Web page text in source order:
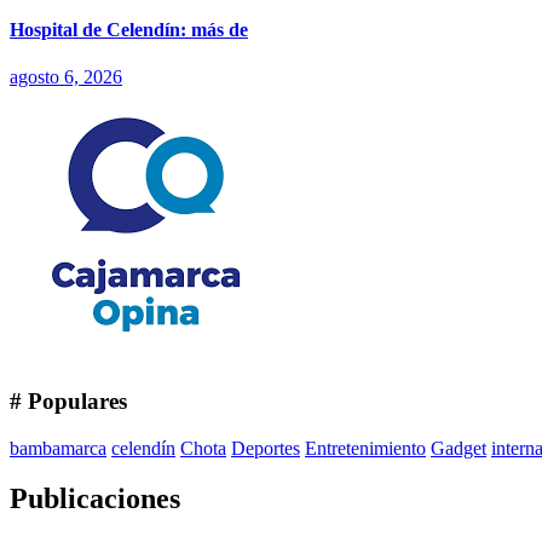
Hospital de Celendín: más de
agosto 6, 2026
# Populares
bambamarca celendín Chota Deportes Entretenimiento Gadget
Publicaciones